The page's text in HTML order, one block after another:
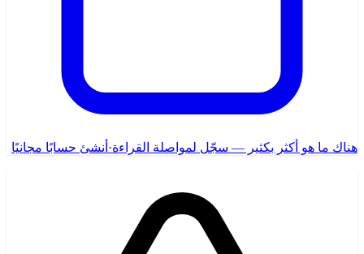
هناك ما هو أكثر بكثير — سجّل لمواصلة القراءة· أنشئ حسابًا مجانيًا